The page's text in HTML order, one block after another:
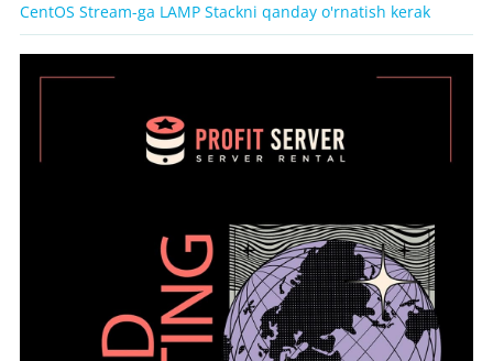
CentOS Stream-ga LAMP Stackni qanday o'rnatish kerak